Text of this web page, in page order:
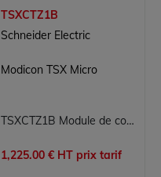
TSXCTZ1B
Schneider Electric
Modicon TSX Micro
TSXCTZ1B Module de comptage de mesure 1 voie Modicon TSX Micro Schneider Electric
1,225.00 € HT prix tarif